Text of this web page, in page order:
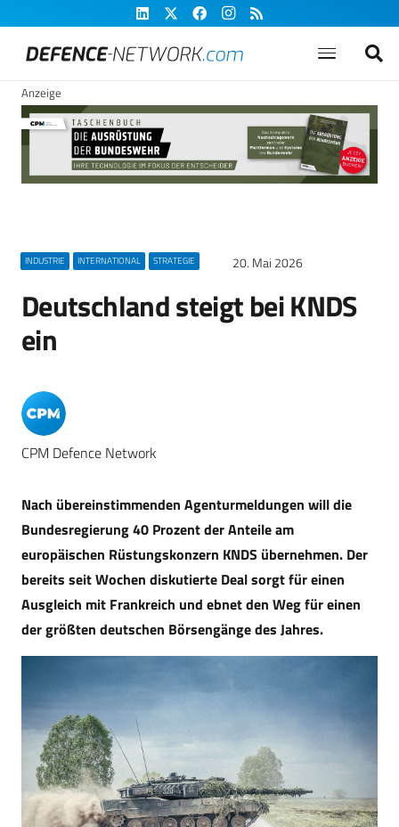
Anzeige
INDUSTRIE INTERNATIONAL STRATEGIE 20. Mai 2026
Deutschland steigt bei KNDS
ein
CPM Defence Network
Nach übereinstimmenden Agenturmeldungen will die
Bundesregierung 40 Prozent der Anteile am
europäischen Rüstungskonzern KNDS übernehmen. Der
bereits seit Wochen diskutierte Deal sorgt für einen
Ausgleich mit Frankreich und ebnet den Weg für einen
der größten deutschen Börsengänge des Jahres.